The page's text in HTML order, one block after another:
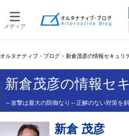
メディア
オルタナティブ・ブログ > 新倉茂彦の情報セキュリ
新倉茂彦の情報セ
～攻撃は最大の防御なり～正解のない対策を
新倉 茂彦